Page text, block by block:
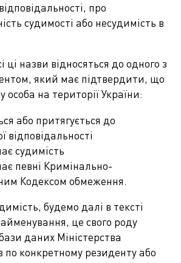
про
судимості або несудимість в
ці назви відносяться до одного з
який має підтвердити, що
особа на території України:
або притягується до
відповідальності
судимість
певні Кримінально-
Кодексом обмеження.
будемо далі в тексті
це свого роду
даних Міністерства
по конкретному резиденту або